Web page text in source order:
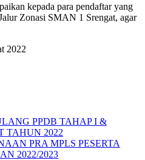
kepada para pendaftar yang
Zonasi SMAN 1 Srengat, agar
2022
PPDB TAHAP I &
TAHUN 2022
PRA MPLS PESERTA
2022/2023